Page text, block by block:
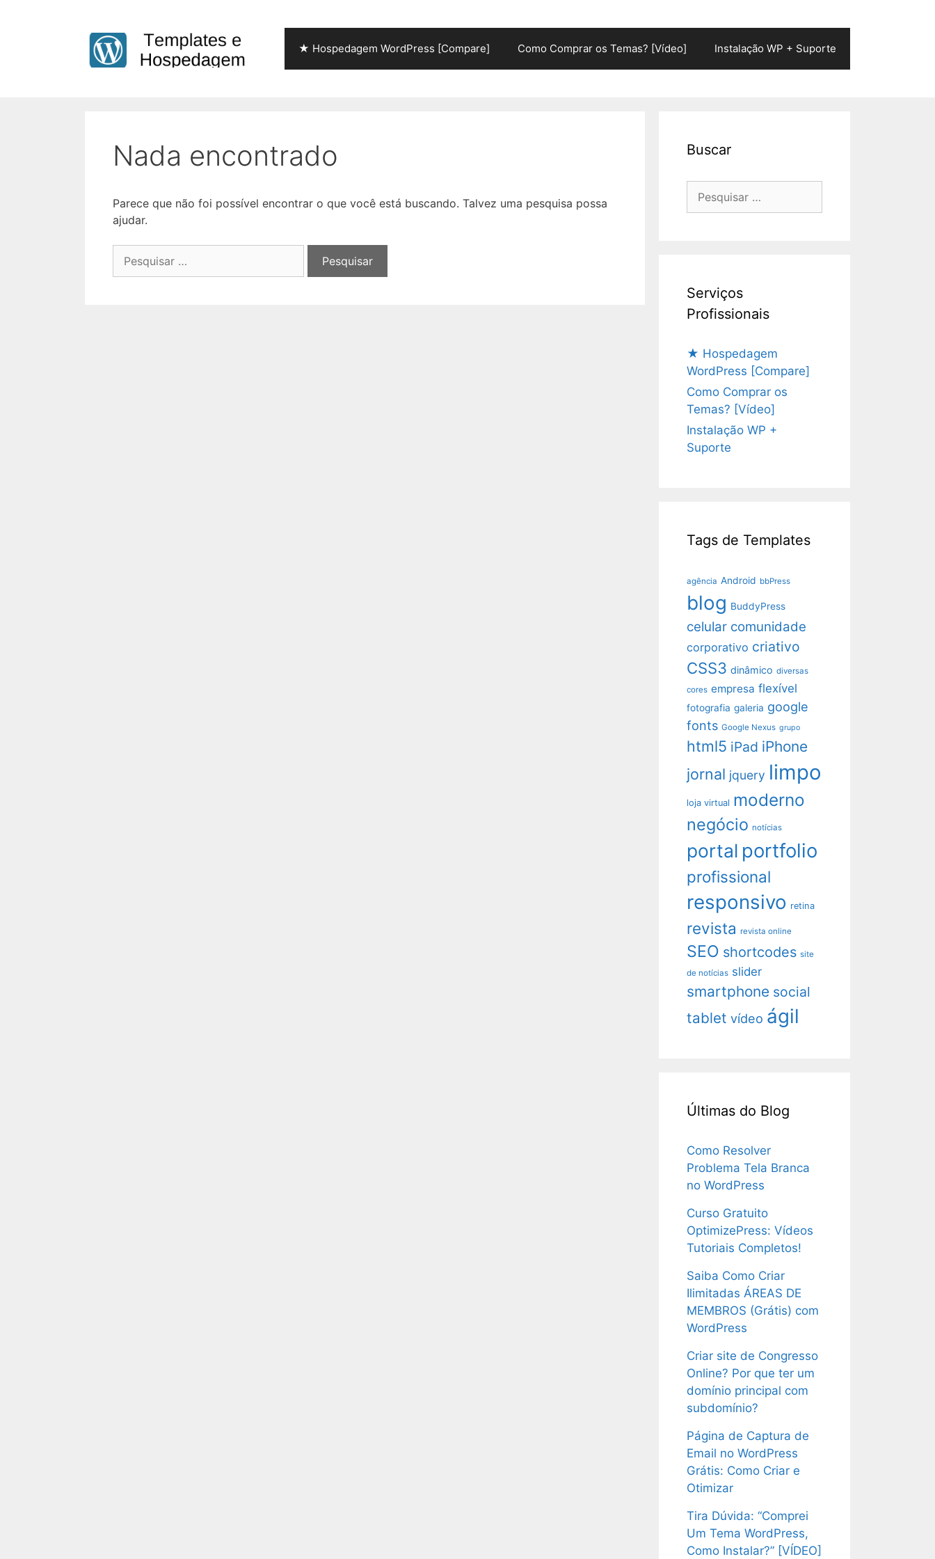
★ Hospedagem WordPress [Compare] Como Comprar os Temas? [Vídeo] Instalação WP + Suporte
Nada encontrado
Parece que não foi possível encontrar o que você está buscando. Talvez uma pesquisa possa
ajudar.
por:
Buscar
Serviços
Profissionais
★ Hospedagem
WordPress [Compare]
Como Comprar os
Temas? [Vídeo]
Instalação WP +
Suporte
Tags de Templates
agência Android bbPress
blog BuddyPress
celular comunidade
corporativo criativo
CSS3 dinâmico diversas
cores empresa flexível
fotografia galeria google
fonts Google Nexus grupo
html5 iPad iPhone
jornal jquery limpo
loja virtual moderno
negócio notícias
portal portfolio
profissional
responsivo retina
revista revista online
SEO shortcodes site
de notícias slider
smartphone social
tablet vídeo ágil
Últimas do Blog
Como Resolver
Problema Tela Branca
no WordPress
Curso Gratuito
OptimizePress: Vídeos
Tutoriais Completos!
Saiba Como Criar
Ilimitadas ÁREAS DE
MEMBROS (Grátis) com
WordPress
Criar site de Congresso
Online? Por que ter um
domínio principal com
subdomínio?
Página de Captura de
Email no WordPress
Grátis: Como Criar e
Otimizar
Tira Dúvida: “Comprei
Um Tema WordPress,
Como Instalar?” [VÍDEO]